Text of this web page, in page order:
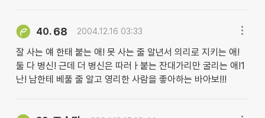
40. 68 2004.12.16 03:33
잘 사는 얘 한태 붙는 애! 못 사는 줄 알년서 의리로 지키는 애!
둘 다 병신! 근데 더 병신은 따러ㅏ붙는 잔대가리만 굴리는 애!1
난! 남한테 베풀 줄 알고 영리한 사람을 좋아하는 바아보!!!